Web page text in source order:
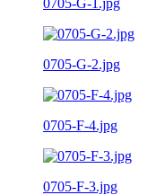
0705-G-2.jpg
0705-F-4.jpg
0705-F-3.jpg